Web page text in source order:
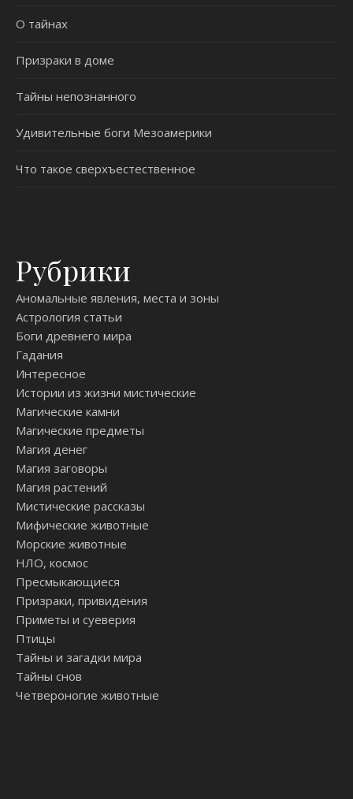
О тайнах
Призраки в доме
Тайны непознанного
Удивительные боги Мезоамерики
Что такое сверхъестественное
Рубрики
Аномальные явления, места и зоны
Астрология статьи
Боги древнего мира
Гадания
Интересное
Истории из жизни мистические
Магические камни
Магические предметы
Магия денег
Магия заговоры
Магия растений
Мистические рассказы
Мифические животные
Морские животные
НЛО, космос
Пресмыкающиеся
Призраки, привидения
Приметы и суеверия
Птицы
Тайны и загадки мира
Тайны снов
Четвероногие животные